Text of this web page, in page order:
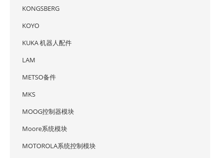
KONGSBERG
KOYO
KUKA 机器人配件
LAM
METSO备件
MKS
MOOG控制器模块
Moore系统模块
MOTOROLA系统控制模块